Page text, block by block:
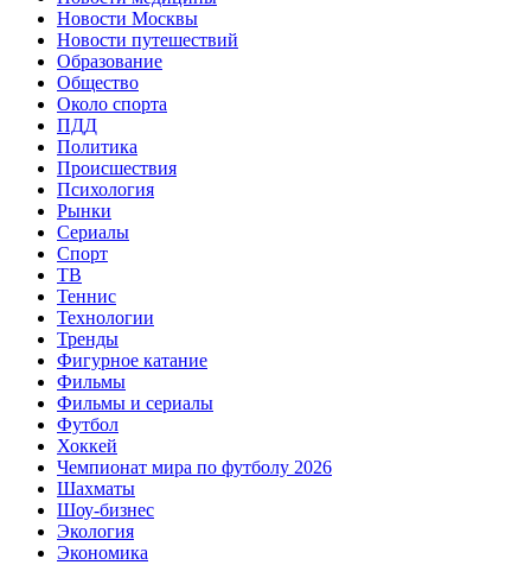
Новости Москвы
Новости путешествий
Образование
Общество
Около спорта
ПДД
Политика
Происшествия
Психология
Рынки
Сериалы
Спорт
ТВ
Теннис
Технологии
Тренды
Фигурное катание
Фильмы
Фильмы и сериалы
Футбол
Хоккей
Чемпионат мира по футболу 2026
Шахматы
Шоу-бизнес
Экология
Экономика